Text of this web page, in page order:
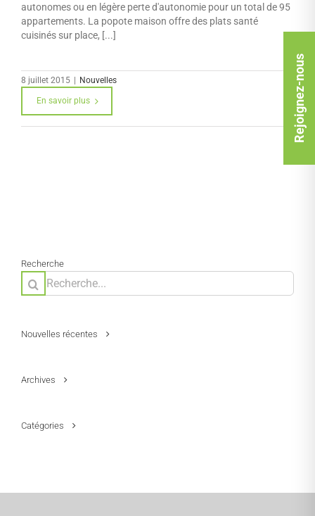
autonomes ou en légère perte d'autonomie pour un total de 95
appartements. La popote maison offre des plats santé
cuisinés sur place, [...]
8 juillet 2015 Nouvelles
En savoir plus
Recherche
Rechercher:
Nouvelles récentes
Archives
Catégories
Rejoignez-nous